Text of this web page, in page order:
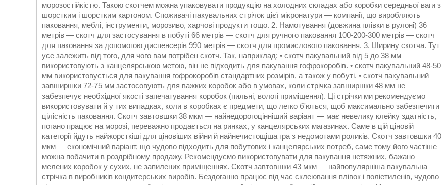
морозостійкістю. Такою скотчем можна упаковувати продукцію на холодних складах або коробки середньої ваги з
шорстким і шорстким картоном. Споживачі пакувальних стрічок цієї мікронатури — компанії, що виробляють
паковання, меблі, інструменти, морозиво, харчові продукти тощо. 2. Намотування (довжина плівки в рулоні) 36
метрів — скотч для застосування в побуті 66 метрів — скотч для ручного паковання 100-200-300 метрів — скотч
для паковання за допомогою диспенсерів 990 метрів — скотч для промислового паковання. 3. Ширину скотча. Тут
усе залежить від того, для чого вам потрібен скотч. Так, наприклад: • скотч пакувальний від 5 до 38 мм
використовують з канцелярською метою, він не підходить для пакування гофрокоробів. • скотч пакувальний 48-50
мм використовується для пакування гофрокоробів стандартних розмірів, а також у побуті. • скотч пакувальний
завширшки 72-75 мм застосовують для важких коробок або в умовах, коли стрічка завширшки 48 мм не
забезпечує необхідної якості запечатування коробок (пильні, вологі приміщення). Ці стрічки ми рекомендуємо
використовувати й у тих випадках, коли в коробках є предмети, що легко б'ються, щоб максимально забезпечити
цілісність паковання. Скотч завтовшки 38 мкм — найнедорогоцінніший варіант — має невелику клейку здатність,
погано працює на морозі, переважно продається на ринках, у канцелярських магазинах. Саме в цій ціновій
категорії йдуть найжорсткіші для ціновіших війни й найнечистощіша гра з недомотами роликів. Скотч завтовшки 40
мкм — економічний варіант, що чудово підходить для побутових і канцелярських потреб, саме тому його частіше
можна побачити в роздрібному продажу. Рекомендуємо використовувати для пакування нетяжних, бажано
мелених коробок у сухих, не запилених приміщеннях. Скотч завтовшки 43 мкм — найпопулярніша пакувальна
стрічка в виробників кондитерських виробів. Бездоганно працює під час склеювання плівок і поліетиленів, чудово